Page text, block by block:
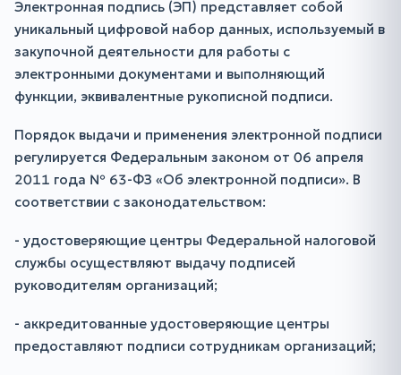
Электронная подпись (ЭП) представляет собой
уникальный цифровой набор данных, используемый в
закупочной деятельности для работы с
электронными документами и выполняющий
функции, эквивалентные рукописной подписи.
Порядок выдачи и применения электронной подписи
регулируется Федеральным законом от 06 апреля
2011 года № 63-ФЗ «Об электронной подписи». В
соответствии с законодательством:
- удостоверяющие центры Федеральной налоговой
службы осуществляют выдачу подписей
руководителям организаций;
- аккредитованные удостоверяющие центры
предоставляют подписи сотрудникам организаций;